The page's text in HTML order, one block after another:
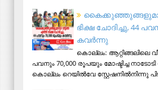
ഭിക്ഷ ചോദിച്ചു, 44
കവർന്നു
കൊല്ലം: ആറ്റിങ്ങലിലെ
പവനും 70,000 രൂപയും മോഷ്ടിച്ച
കൊല്ലം റെയിൽവേ സ്റ്റേഷനിൽനിന്നു